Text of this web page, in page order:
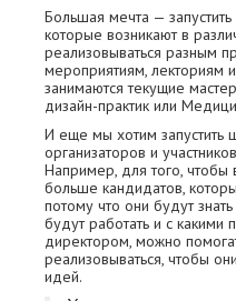
Большая мечта — запустить
которые возникают в
реализовываться разным
мероприятиям, лекториям
занимаются текущие
дизайн-практик или
И еще мы хотим запустить
организаторов и
Например, для того,
больше кандидатов,
потому что они будут
будут работать и с
директором, можно
реализовываться, чтобы
идей.